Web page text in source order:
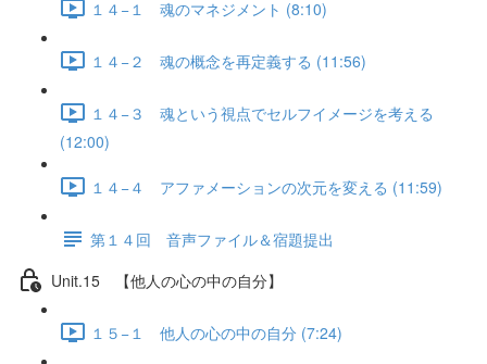
１４−１ 魂のマネジメント (8:10)
１４−２ 魂の概念を再定義する (11:56)
１４−３ 魂という視点でセルフイメージを考える
(12:00)
１４−４ アファメーションの次元を変える (11:59)
第１４回 音声ファイル＆宿題提出
Unit.15 【他人の心の中の自分】
１５−１ 他人の心の中の自分 (7:24)